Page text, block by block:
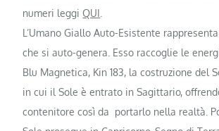
numeri leggiQUI
L’Umano Giallo Auto-Esistente
che si auto-genera. Esso raccoglie le
Blu Magnetica, Kin 183, la costruzione del
in cui il Sole è entrato in Sagittario,
contenitore così da portarlo nella realtà.